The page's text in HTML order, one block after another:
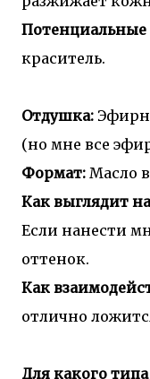
Потенциальные
краситель.
Отдушка:
(но мне все
Формат: Масло
Как выглядит
Если нанести
оттенок.
Как
отлично
Для какого